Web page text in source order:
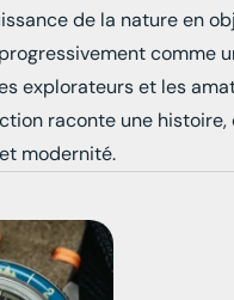
de la nature en
comme
explorateurs et les
raconte une
modernité.